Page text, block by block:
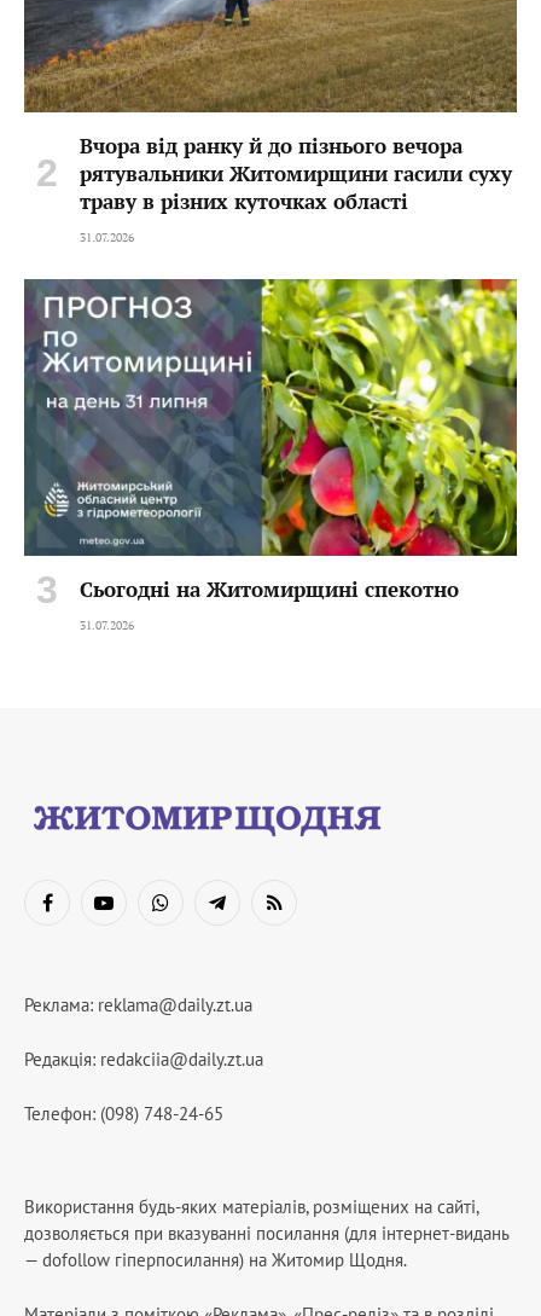
Вчора від ранку й до пізнього вечора
рятувальники Житомирщини гасили суху
траву в різних куточках області
31.07.2026
Сьогодні на Житомирщині спекотно
31.07.2026
FacebookYouTubeWhatsAppTelegramRSS
Реклама: reklama@daily.zt.ua
Редакція: redakciia@daily.zt.ua
Телефон: (098) 748-24-65
Використання будь-яких матеріалів, розміщених на сайті,
дозволяється при вказуванні посилання (для інтернет-видань
— dofollow гіперпосилання) на Житомир Щодня.